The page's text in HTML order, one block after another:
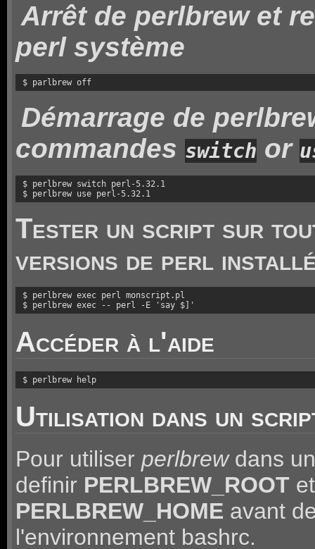
Arrêt de perlbrew et
perl système
$ parlbrew off
Démarrage de
commandes switchor
$ perlbrew switch perl-5.32.1
$ perlbrew use perl-5.32.1
Tester un script sur
versions de perl
$ perlbrew exec perl monscript.pl
$ perlbrew exec -- perl -E 'say $]'
Accéder à l'aide
$ perlbrew help
Utilisation dans un
Pour utiliser perlbrewdans
definir PERLBREW_ROOTet
PERLBREW_HOME avant
l'environnement bashrc.